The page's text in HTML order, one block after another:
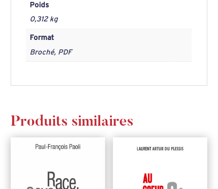
Dureau
Poids
0,312 kg
Format
Broché, PDF
Produits similaires